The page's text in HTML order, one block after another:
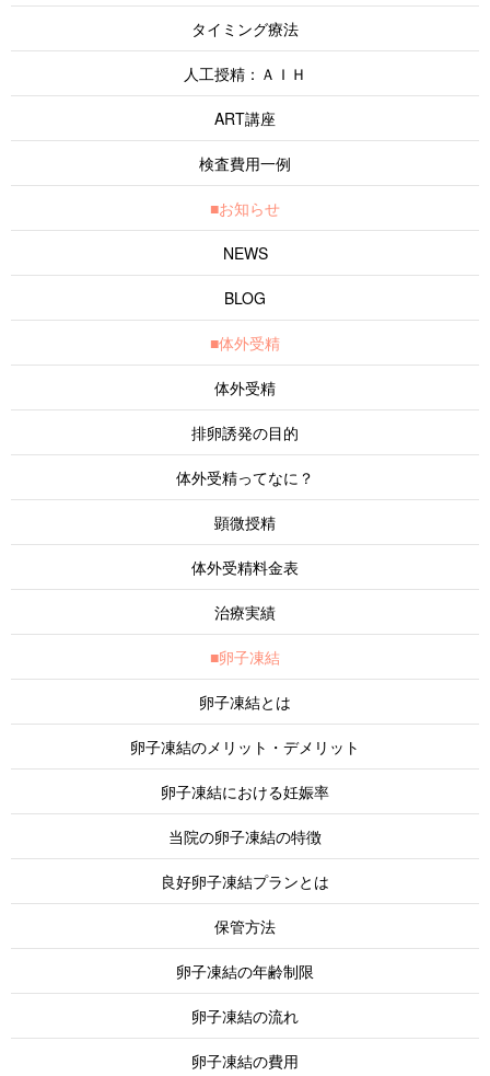
タイミング療法
人工授精：ＡＩＨ
ART講座
検査費用一例
■お知らせ
NEWS
BLOG
■体外受精
体外受精
排卵誘発の目的
体外受精ってなに？
顕微授精
体外受精料金表
治療実績
■卵子凍結
卵子凍結とは
卵子凍結のメリット・デメリット
卵子凍結における妊娠率
当院の卵子凍結の特徴
良好卵子凍結プランとは
保管方法
卵子凍結の年齢制限
卵子凍結の流れ
卵子凍結の費用